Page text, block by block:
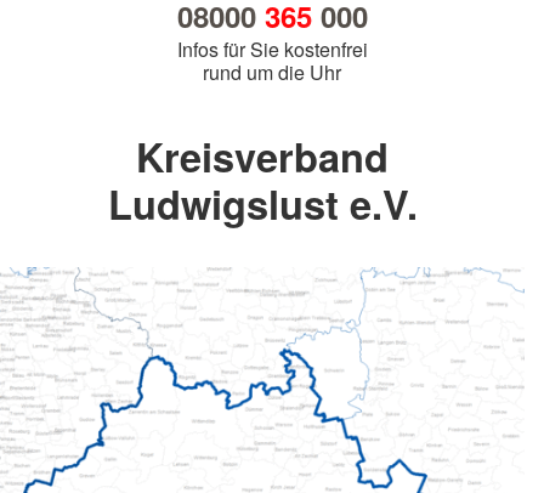
08000 365000
Infos für Sie kostenfrei
rund um die Uhr
Kreisverband
Ludwigslust e.V.